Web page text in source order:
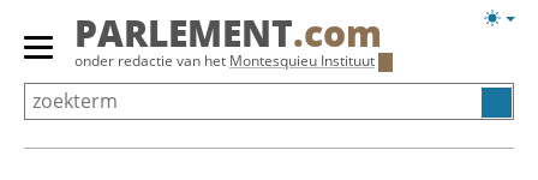
Overslaan
Primair
menu
tonen/verbergen
PARLEMENT.com
onder redactie van het Montesquieu Instituut